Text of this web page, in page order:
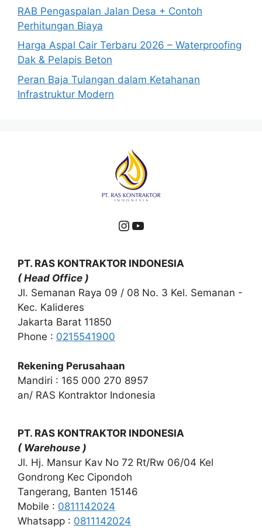
RAB Pengaspalan Jalan Desa + Contoh
Perhitungan Biaya
Harga Aspal Cair Terbaru 2026 – Waterproofing
Dak & Pelapis Beton
Peran Baja Tulangan dalam Ketahanan
Infrastruktur Modern
Instagram
YouTube
PT. RAS KONTRAKTOR INDONESIA
( Head Office )
Jl. Semanan Raya 09 / 08 No. 3 Kel. Semanan -
Kec. Kalideres
Jakarta Barat 11850
Phone : 0215541900
Rekening Perusahaan
Mandiri : 165 000 270 8957
an/ RAS Kontraktor Indonesia
PT. RAS KONTRAKTOR INDONESIA
( Warehouse )
Jl. Hj. Mansur Kav No 72 Rt/Rw 06/04 Kel
Gondrong Kec Cipondoh
Tangerang, Banten 15146
Mobile : 0811142024
Whatsapp : 0811142024